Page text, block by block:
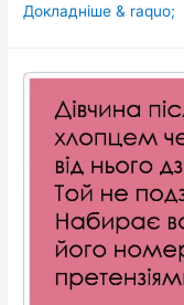
Високо
десь
полонині,
сидить
мама
дочкою…
Докладніше & raquo;